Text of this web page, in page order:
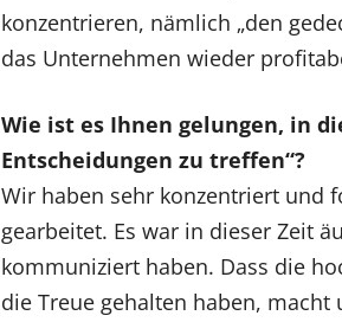
konzentrieren, nämlich „den
das Unternehmen wieder
Wie ist es Ihnen gelungen, in
Entscheidungen zu treffen“?
Wir haben sehr konzentriert und
gearbeitet. Es war in dieser Zeit
kommuniziert haben. Dass die
die Treue gehalten haben,